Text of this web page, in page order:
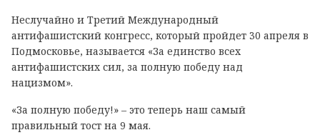
Неслучайно и Третий Международный
антифашистский конгресс, который пройдет 30 апреля в
Подмосковье, называется «За единство всех
антифашистских сил, за полную победу над
нацизмом».
«За полную победу!» – это теперь наш самый
правильный тост на 9 мая.